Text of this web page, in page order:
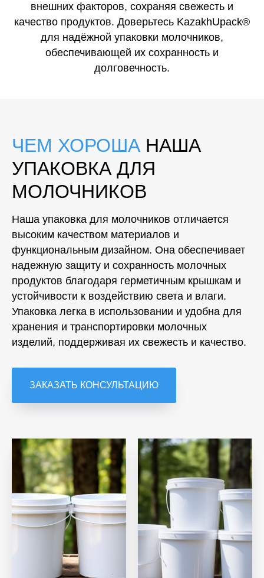
внешних факторов, сохраняя свежесть и
качество продуктов. Доверьтесь KazakhUpack®
для надёжной упаковки молочников,
обеспечивающей их сохранность и
долговечность.
ЧЕМ ХОРОША НАША
УПАКОВКА ДЛЯ
МОЛОЧНИКОВ
Наша упаковка для молочников отличается
высоким качеством материалов и
функциональным дизайном. Она обеспечивает
надежную защиту и сохранность молочных
продуктов благодаря герметичным крышкам и
устойчивости к воздействию света и влаги.
Упаковка легка в использовании и удобна для
хранения и транспортировки молочных
изделий, поддерживая их свежесть и качество.
ЗАКАЗАТЬ КОНСУЛЬТАЦИЮ